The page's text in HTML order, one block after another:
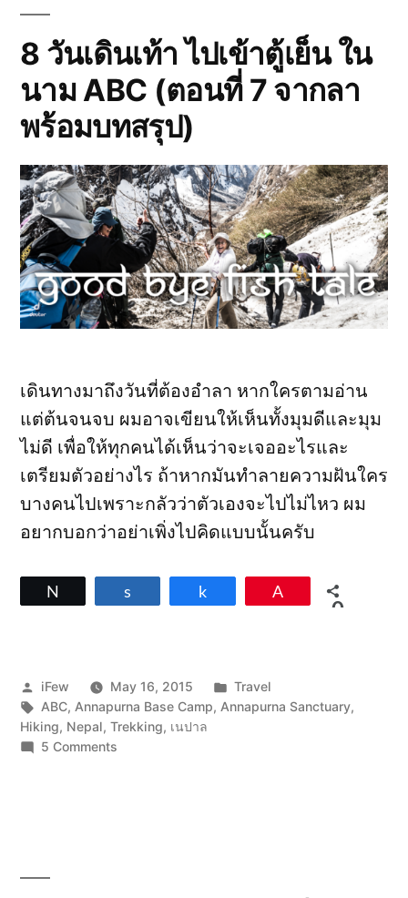
(ปีน
เขา
หงอน
นาค
ไต่
ผา
ไร่
เลย์
โรย
ตัว
อ่าว
นาง)
8 วันเดินเท้า ไปเข้าตู้เย็น ใน
นาม ABC (ตอนที่ 7 จากลา
พร้อมบทสรุป)
เดินทางมาถึงวันที่ต้องอำลา หากใครตามอ่าน
แต่ต้นจนจบ ผมอาจเขียนให้เห็นทั้งมุมดีและมุม
ไม่ดี เพื่อให้ทุกคนได้เห็นว่าจะเจออะไรและ
เตรียมตัวอย่างไร ถ้าหากมันทำลายความฝันใคร
บางคนไปเพราะกลัวว่าตัวเองจะไปไม่ไหว ผม
อยากบอกว่าอย่าเพิ่งไปคิดแบบนั้นครับ
0
Posted
by
iFew May 16, 2015
Posted
in
Travel
Tags:
ABC, Annapurna Base Camp, Annapurna Sanctuary,
Hiking, Nepal, Trekking, เนปาล
5 Comments